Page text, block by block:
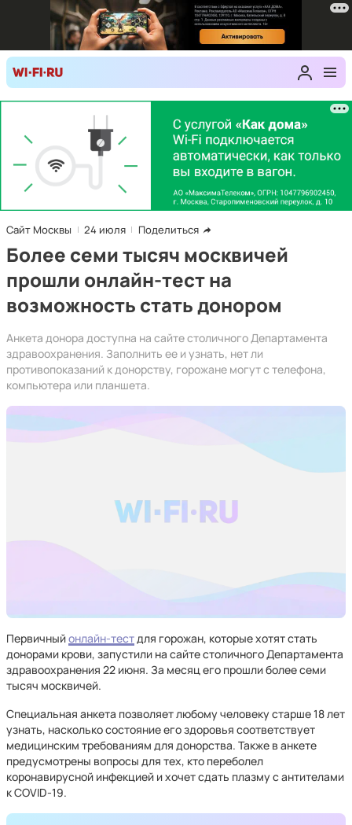
Сайт Москвы 24 июля Поделиться
Более семи тысяч москвичей
прошли онлайн-тест на
возможность стать донором
Анкета донора доступна на сайте столичного Департамента
здравоохранения. Заполнить ее и узнать, нет ли
противопоказаний к донорству, горожане могут с телефона,
компьютера или планшета.
Первичныйонлайн-тестдля горожан, которые хотят стать
донорами крови, запустили на сайте столичного Департамента
здравоохранения 22 июня. За месяц его прошли более семи
тысяч москвичей.
Специальная анкета позволяет любому человеку старше 18 лет
узнать, насколько состояние его здоровья соответствует
медицинским требованиям для донорства. Также в анкете
предусмотрены вопросы для тех, кто переболел
коронавирусной инфекцией и хочет сдать плазму с антителами
к COVID-19.